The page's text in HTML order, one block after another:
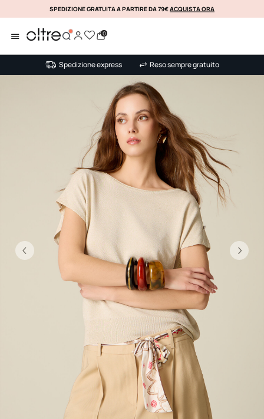
KLARNA
SPEDIZIONE GRATUITA A PARTIRE DA 79€ACQUISTA ORA
0
Spedizione express Reso sempre gratuito
Precedente